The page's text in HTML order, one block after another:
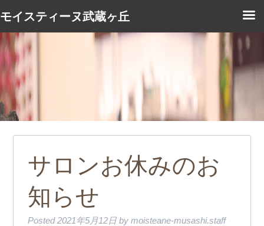
サロンお休みのお
知らせ
Posted2021年5月12日 by moisteane-musashi.staff
モイスティーヌ武蔵ヶ丘